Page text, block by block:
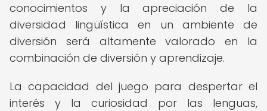
conocimientos y la apreciación de la
diversidad lingüística en un ambiente de
diversión será altamente valorado en la
combinación de diversión y aprendizaje.
La capacidad del juego para despertar el
interés y la curiosidad por las lenguas,